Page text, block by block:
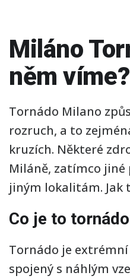
Miláno
něm víme?
Tornádo Milano
rozruch, a to
kruzích. Některé
Miláně, zatímco
jiným lokalitám. Jak
Co je to
Tornádo je
spojený s náhlým